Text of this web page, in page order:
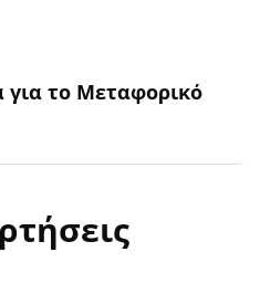
για το Μεταφορικό